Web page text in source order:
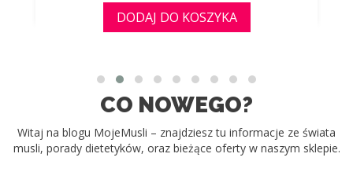
DODAJ DO KOSZYKA
CO NOWEGO?
Witaj na blogu MojeMusli – znajdziesz tu informacje ze świata
musli, porady dietetyków, oraz bieżące oferty w naszym sklepie.